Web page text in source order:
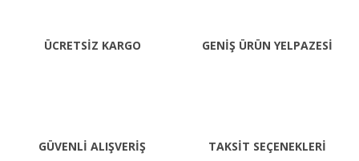
ÜCRETSİZ KARGO GENİŞ ÜRÜN YELPAZESİ
GÜVENLİ ALIŞVERİŞ TAKSİT SEÇENEKLERİ